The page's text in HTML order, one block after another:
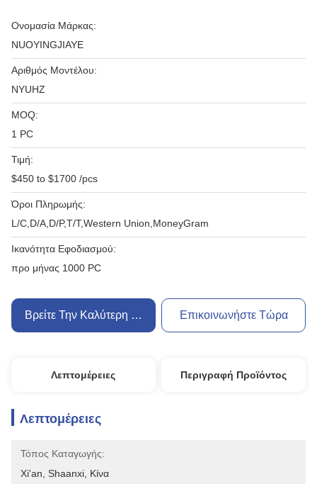
Ονομασία Μάρκας:
NUOYINGJIAYE
Αριθμός Μοντέλου:
NYUHZ
MOQ:
1 PC
Τιμή:
$450 to $1700 /pcs
Όροι Πληρωμής:
L/C,D/A,D/P,T/T,Western Union,MoneyGram
Ικανότητα Εφοδιασμού:
προ μήνας 1000 PC
Βρείτε Την Καλύτερη Τιμή Επικοινωνήστε Τώρα
Λεπτομέρειες Περιγραφή Προϊόντος
Λεπτομέρειες
Τόπος Καταγωγής:
Xi'an, Shaanxi, Κίνα